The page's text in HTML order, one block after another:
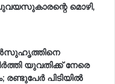
മൊഴി,
യുവതിക്ക് നേരെ
പിടിയിൽ